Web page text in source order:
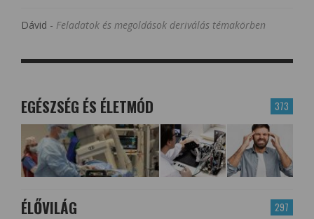
Dávid - Feladatok és megoldások deriválás témakörben
373
EGÉSZSÉG ÉS ÉLETMÓD
297
ÉLŐVILÁG